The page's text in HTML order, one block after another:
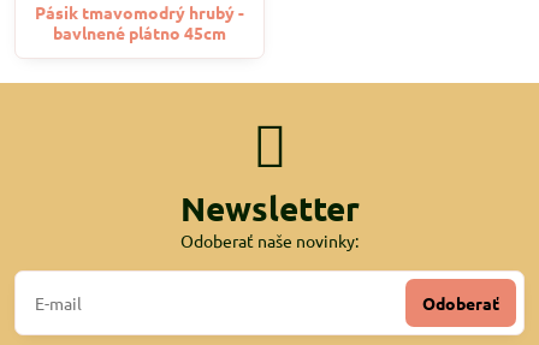
Pásik tmavomodrý hrubý -
bavlnené plátno 45cm
Newsletter
Odoberať naše novinky:
Odoberať